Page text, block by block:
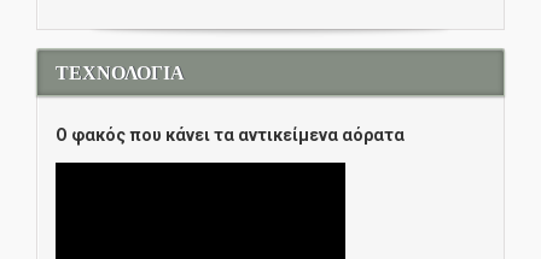
ΤΕΧΝΟΛΟΓΙΑ
O φακός που κάνει τα αντικείμενα αόρατα